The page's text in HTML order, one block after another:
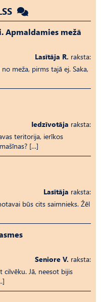
Apmaldamies mežā
Lasītāja R. raksta:
meža, pirms tajā ej. Saka,
Iedzīvotāja raksta:
teritorija, ierīkos
[…]
Lasītāja raksta:
būs cits saimnieks. Žēl
Seniore V. raksta:
cilvēku. Jā, neesot bijis